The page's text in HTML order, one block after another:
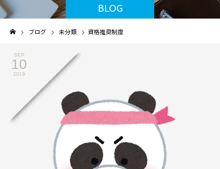
BLOG
ブログ 未分類 資格推奨制度
SEP
10
2019